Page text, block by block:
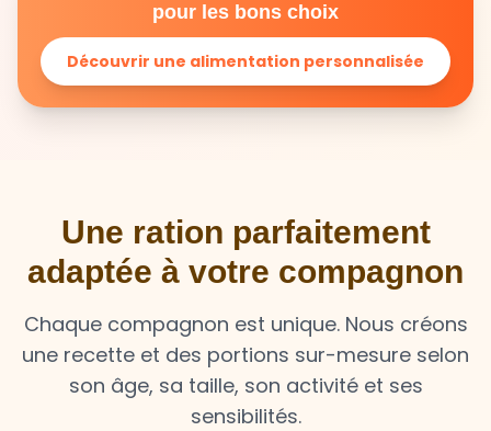
pour les bons choix
Découvrir une alimentation personnalisée
Une ration parfaitement
adaptée à votre compagnon
Chaque compagnon est unique. Nous créons
une recette et des portions sur-mesure selon
son âge, sa taille, son activité et ses
sensibilités.